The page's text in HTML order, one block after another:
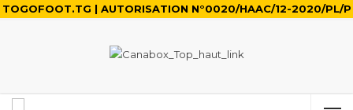
TOGOFOOT.TG | AUTORISATION N°0020/HAAC/12-2020/PL/P